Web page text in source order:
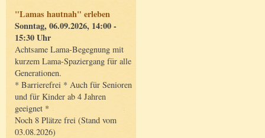
"Lamas hautnah" erleben
Sonntag, 06.09.2026, 14:00 -
15:30 Uhr
Achtsame Lama-Begegnung mit
kurzem Lama-Spaziergang für alle
Generationen.
* Barrierefrei * Auch für Senioren
und für Kinder ab 4 Jahren
geeignet *
Noch 8 Plätze frei (Stand vom
03.08.2026)